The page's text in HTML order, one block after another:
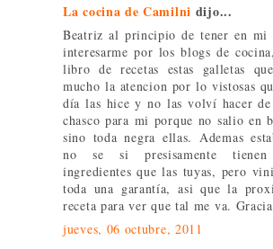
La cocina de Camilni dijo...
Beatriz al principio de tener en mi
interesarme por los blogs de
libro de recetas estas galletas
mucho la atencion por lo vistosas
día las hice y no las volví hacer
chasco para mi porque no salio en
sino toda negra ellas. Ademas
no se si presisamente
ingredientes que las tuyas, pero
toda una garantía, asi que la
receta para ver que tal me va.
jueves, 06 octubre, 2011